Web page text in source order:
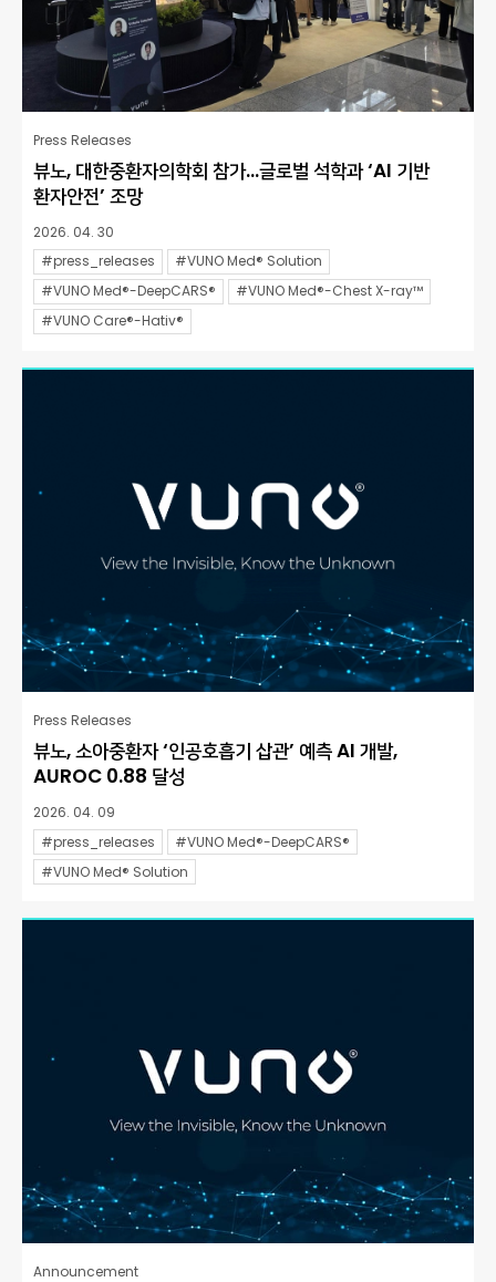
Press Releases
뷰노, 대한중환자의학회 참가…글로벌 석학과 ‘AI 기반
환자안전’ 조망
2026. 04. 30
#press_releases
#VUNO Med® Solution
#VUNO Med®-DeepCARS®
#VUNO Med®-Chest X-ray™
#VUNO Care®-Hativ®
Press Releases
뷰노, 소아중환자 ‘인공호흡기 삽관’ 예측 AI 개발,
AUROC 0.88 달성
2026. 04. 09
#press_releases
#VUNO Med®-DeepCARS®
#VUNO Med® Solution
Announcement